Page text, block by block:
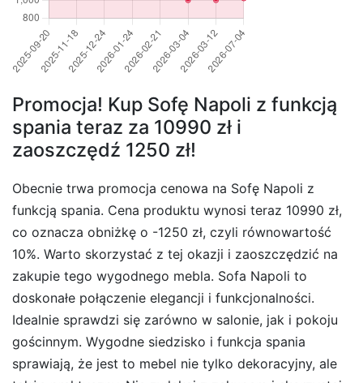
Promocja! Kup Sofę Napoli z funkcją
spania teraz za 10990 zł i
zaoszczędź 1250 zł!
Obecnie trwa promocja cenowa na Sofę Napoli z
funkcją spania. Cena produktu wynosi teraz 10990 zł,
co oznacza obniżkę o -1250 zł, czyli równowartość
10%. Warto skorzystać z tej okazji i zaoszczędzić na
zakupie tego wygodnego mebla. Sofa Napoli to
doskonałe połączenie elegancji i funkcjonalności.
Idealnie sprawdzi się zarówno w salonie, jak i pokoju
gościnnym. Wygodne siedzisko i funkcja spania
sprawiają, że jest to mebel nie tylko dekoracyjny, ale